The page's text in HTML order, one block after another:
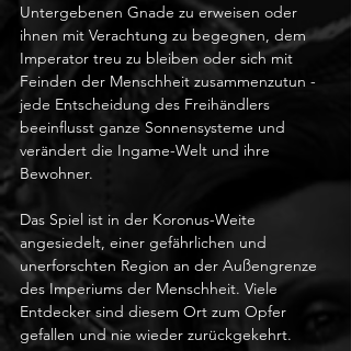
Untergebenen Gnade zu erweisen oder
ihnen mit Verachtung zu begegnen, dem
Imperator treu zu bleiben oder sich mit
Feinden der Menschheit zusammenzutun -
jede Entscheidung des Freihändlers
beeinflusst ganze Sonnensysteme und
verändert die Ingame-Welt und ihre
Bewohner.
Das Spiel ist in der Koronus-Weite
angesiedelt, einer gefährlichen und
unerforschten Region an der Außengrenze
des Imperiums der Menschheit. Viele
Entdecker sind diesem Ort zum Opfer
gefallen und nie wieder zurückgekehrt.